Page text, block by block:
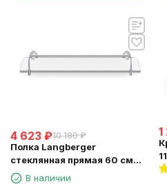
4 623 ₽10 180 ₽
Полка Langberger
стеклянная прямая 60 см
11051FВ наличии